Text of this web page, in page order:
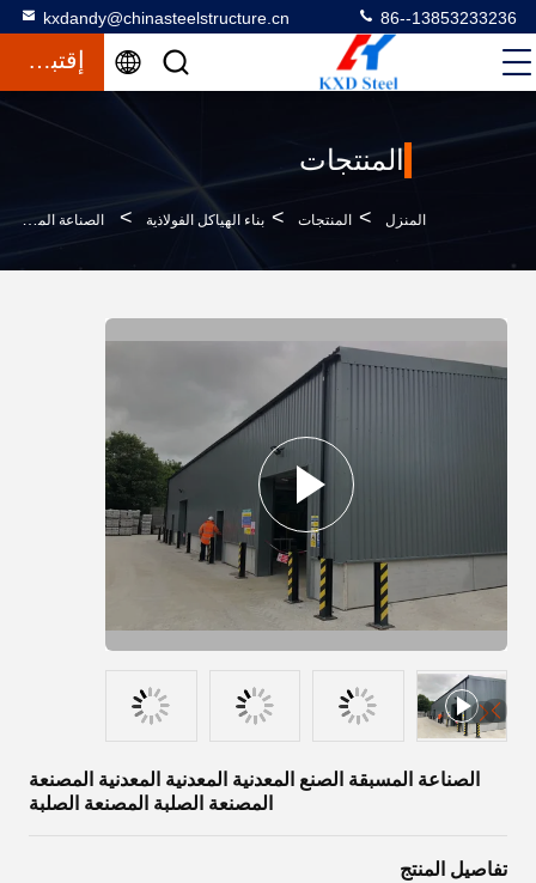
kxdandy@chinasteelstructure.cn 86--13853233236
إقتباس
المنتجات
المنزل > المنتجات > بناء الهياكل الفولاذية > الصناعة المسبقة الصنع المعدنية المعدنية المعدنية المصنعة المصنعة الصلبة المصنعة الصلبة
الصناعة المسبقة الصنع المعدنية المعدنية المعدنية المصنعة
المصنعة الصلبة المصنعة الصلبة
تفاصيل المنتج